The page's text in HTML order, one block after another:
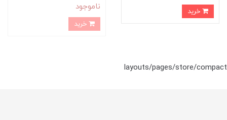
ناموجود
layouts/pages/store/compact